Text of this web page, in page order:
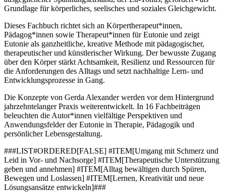
Grundlage für körperliches, seelisches und soziales Gleichgewicht.
Dieses Fachbuch richtet sich an Körpertherapeut*innen,
Pädagog*innen sowie Therapeut*innen für Eutonie und zeigt
Eutonie als ganzheitliche, kreative Methode mit pädagogischer,
therapeutischer und künstlerischer Wirkung. Der bewusste Zugang
über den Körper stärkt Achtsamkeit, Resilienz und Ressourcen für
die Anforderungen des Alltags und setzt nachhaltige Lern- und
Entwicklungsprozesse in Gang.
Die Konzepte von Gerda Alexander werden vor dem Hintergrund
jahrzehntelanger Praxis weiterentwickelt. In 16 Fachbeiträgen
beleuchten die Autor*innen vielfältige Perspektiven und
Anwendungsfelder der Eutonie in Therapie, Pädagogik und
persönlicher Lebensgestaltung.
###LIST#ORDERED[FALSE] #ITEM[Umgang mit Schmerz und
Leid in Vor- und Nachsorge] #ITEM[Therapeutische Unterstützung
geben und annehmen] #ITEM[Alltag bewältigen durch Spüren,
Bewegen und Loslassen] #ITEM[Lernen, Kreativität und neue
Lösungsansätze entwickeln]###